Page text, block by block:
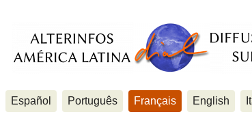
Español Português Français English